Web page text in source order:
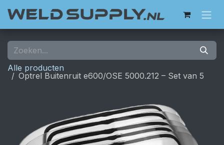
Alle producten
Optrel Buitenruit e600/OSE 5000.212 – Set van 5